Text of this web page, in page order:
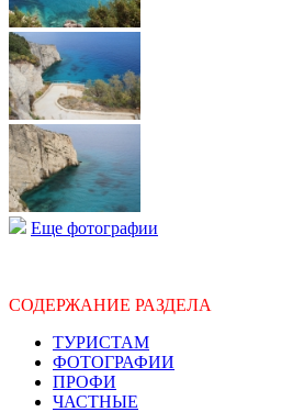
Еще фотографии
СОДЕРЖАНИЕ РАЗДЕЛА
ТУРИСТАМ
ФОТОГРАФИИ
ПРОФИ
ЧАСТНЫЕ